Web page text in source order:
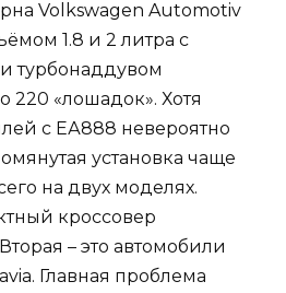
Volkswagen Automotiv
1.8 и 2 литра с
турбонаддувом
220 «лошадок». Хотя
с ЕА888 невероятно
установка чаще
на двух моделях.
кроссовер
– это автомобили
Главная проблема